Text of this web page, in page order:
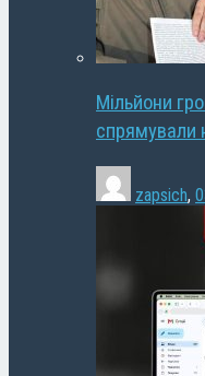
Мільйони
спрямували
zapsich,